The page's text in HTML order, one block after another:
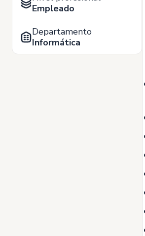
Empleado
Departamento
Informática